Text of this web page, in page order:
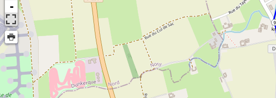
9
-